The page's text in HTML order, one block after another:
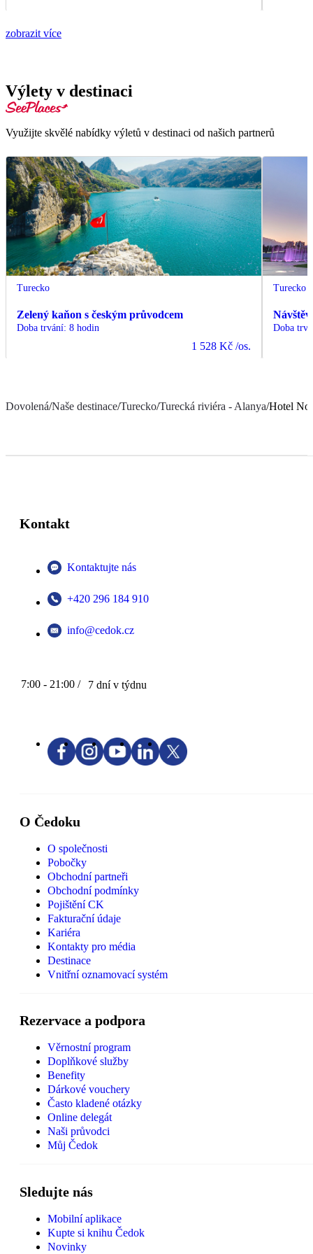
zobrazit více
Výlety v destinaci
Využijte skvělé nabídky výletů v destinaci od našich partnerů
Turecko
Zelený kaňon s českým průvodcem
Doba trvání: 8 hodin
1 528 Kč /os.
Turecko
Doba
Dovolená/Naše destinace/Turecko/Turecká riviéra - Alanya/Hotel
Kontakt
Kontaktujte nás
+420 296 184 910
info@cedok.cz
7:00 - 21:00 / 7 dní v týdnu
O Čedoku
O společnosti
Pobočky
Obchodní partneři
Obchodní podmínky
Pojištění CK
Fakturační údaje
Kariéra
Kontakty pro média
Destinace
Vnitřní oznamovací systém
Rezervace a podpora
Věrnostní program
Doplňkové služby
Benefity
Dárkové vouchery
Často kladené otázky
Online delegát
Naši průvodci
Můj Čedok
Sledujte nás
Mobilní aplikace
Kupte si knihu Čedok
Novinky